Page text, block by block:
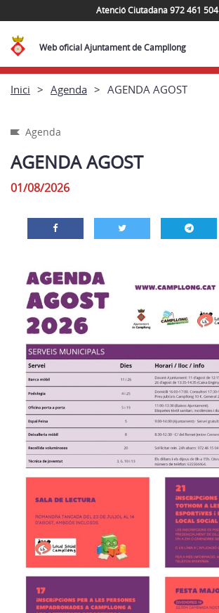
Atenció Ciutadana 972 461 504
Web oficial Ajuntament de Campllong
Inici Agenda AGENDA AGOST
Agenda
AGENDA AGOST
01/08/2026